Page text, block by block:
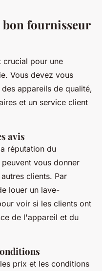
fournisseur
crucial pour une
Vous devez vous
appareils de qualité,
et un service client
avis
réputation du
vous donner
clients. Par
louer un lave-
voir si les clients ont
de l'appareil et du
prix et les conditions